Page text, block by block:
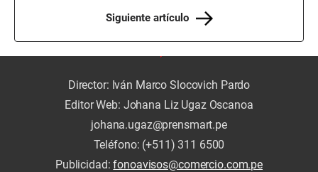
Siguiente artículo
Director: Iván Marco Slocovich Pardo
Editor Web: Johana Liz Ugaz Oscanoa
johana.ugaz@prensmart.pe
Teléfono: (+511) 311 6500
Publicidad:fonoavisos@comercio.com.pe